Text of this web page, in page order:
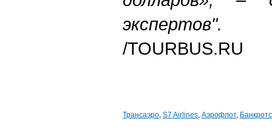
экспертов".
/TOURBUS.RU
Трансаэро, S7 Airlines, Аэрофлот,